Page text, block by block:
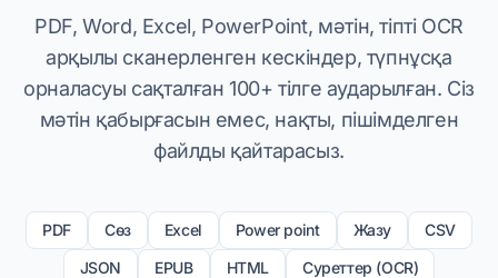
PDF, Word, Excel, PowerPoint, мәтін, тіпті OCR
арқылы сканерленген кескіндер, түпнұсқа
орналасуы сақталған 100+ тілге аударылған. Сіз
мәтін қабырғасын емес, нақты, пішімделген
файлды қайтарасыз.
PDF Сөз Excel Power point Жазу
CSV
JSON
EPUB HTML Суреттер (OCR)